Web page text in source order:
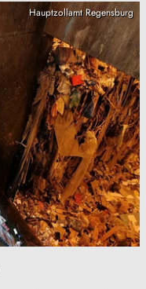
Hauptzollamt Regensburg